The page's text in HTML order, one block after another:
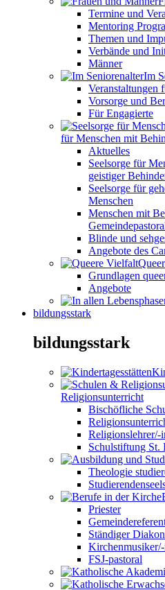
Termine und
Mentoring
Themen und
Verbände und
Männer
Im
Veranstaltungen
Vorsorge und
Für Engagierte
für Menschen mit
Aktuelles
Seelsorge für
geistiger
Seelsorge für
Menschen
Menschen mit
Blinde und
Angebote des
Grundlagen
Angebote
bildungsstark
bildungsstark
Religionsunterricht
Bischöfliche
Religionslehrer/-
Schulstiftung St.
Theologie
Priester
Ständiger
FSJ-pastoral